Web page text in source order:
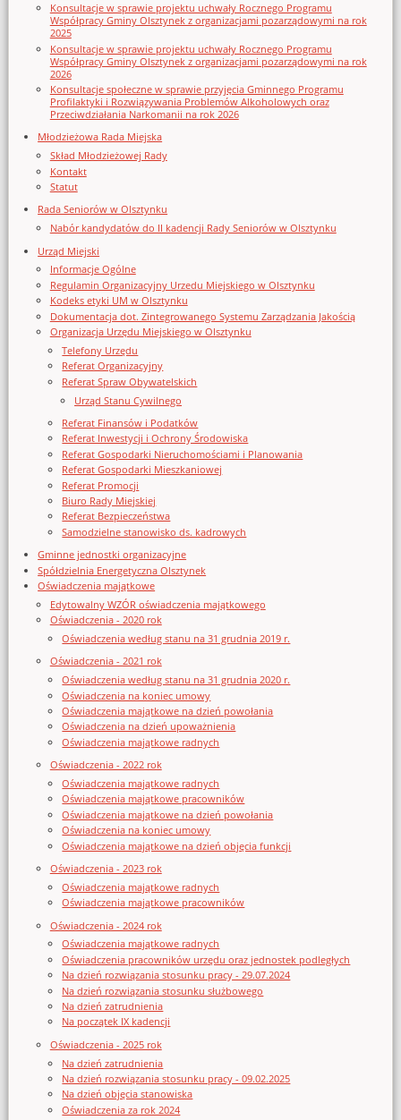
Konsultacje w sprawie projektu uchwały Rocznego Programu
Współpracy Gminy Olsztynek z organizacjami pozarządowymi na rok
2025
Konsultacje w sprawie projektu uchwały Rocznego Programu
Współpracy Gminy Olsztynek z organizacjami pozarządowymi na rok
2026
Konsultacje społeczne w sprawie przyjęcia Gminnego Programu
Profilaktyki i Rozwiązywania Problemów Alkoholowych oraz
Przeciwdziałania Narkomanii na rok 2026
Młodzieżowa Rada Miejska
Skład Młodzieżowej Rady
Kontakt
Statut
Rada Seniorów w Olsztynku
Nabór kandydatów do II kadencji Rady Seniorów w Olsztynku
Urząd Miejski
Informacje Ogólne
Regulamin Organizacyjny Urzedu Miejskiego w Olsztynku
Kodeks etyki UM w Olsztynku
Dokumentacja dot. Zintegrowanego Systemu Zarządzania Jakością
Organizacja Urzędu Miejskiego w Olsztynku
Telefony Urzędu
Referat Organizacyjny
Referat Spraw Obywatelskich
Urząd Stanu Cywilnego
Referat Finansów i Podatków
Referat Inwestycji i Ochrony Środowiska
Referat Gospodarki Nieruchomościami i Planowania
Referat Gospodarki Mieszkaniowej
Referat Promocji
Biuro Rady Miejskiej
Referat Bezpieczeństwa
Samodzielne stanowisko ds. kadrowych
Gminne jednostki organizacyjne
Spółdzielnia Energetyczna Olsztynek
Oświadczenia majątkowe
Edytowalny WZÓR oświadczenia majątkowego
Oświadczenia - 2020 rok
Oświadczenia według stanu na 31 grudnia 2019 r.
Oświadczenia - 2021 rok
Oświadczenia według stanu na 31 grudnia 2020 r.
Oświadczenia na koniec umowy
Oświadczenia majątkowe na dzień powołania
Oświadczenia na dzień upoważnienia
Oświadczenia majątkowe radnych
Oświadczenia - 2022 rok
Oświadczenia majątkowe radnych
Oświadczenia majątkowe pracowników
Oświadczenia majątkowe na dzień powołania
Oświadczenia na koniec umowy
Oświadczenia majątkowe na dzień objęcia funkcji
Oświadczenia - 2023 rok
Oświadczenia majątkowe radnych
Oświadczenia majątkowe pracowników
Oświadczenia - 2024 rok
Oświadczenia majątkowe radnych
Oświadczenia pracowników urzędu oraz jednostek podległych
Na dzień rozwiązania stosunku pracy - 29.07.2024
Na dzień rozwiązania stosunku służbowego
Na dzień zatrudnienia
Na początek IX kadencji
Oświadczenia - 2025 rok
Na dzień zatrudnienia
Na dzień rozwiązania stosunku pracy - 09.02.2025
Na dzień objęcia stanowiska
Oświadczenia za rok 2024